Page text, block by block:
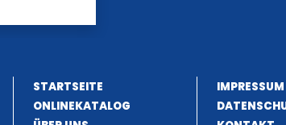
STARTSEITE
ONLINEKATALOG
IMPRESSUM